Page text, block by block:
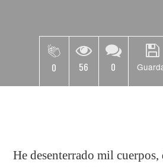
0 56 0
He desenterrado mil